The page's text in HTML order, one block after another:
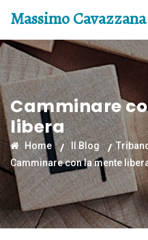
Massimo Cavazzana
Camminare
libera
Home Il Blog
Camminare con la mente